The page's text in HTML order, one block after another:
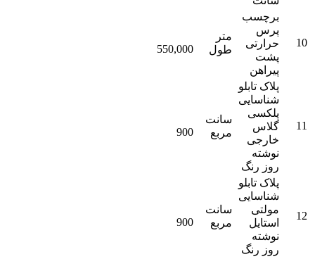
10
برچسب
پرس
حرارتی
پشت
پیراهن
متر
طول
550,000
11
پلاک تابلو
شناسایی
پلکسی
گلاس
خارجی
نوشته
روز رنگ
سانت
مربع
900
12
پلاک تابلو
شناسایی
مولتی
استایل
نوشته
روز رنگ
سانت
مربع
900